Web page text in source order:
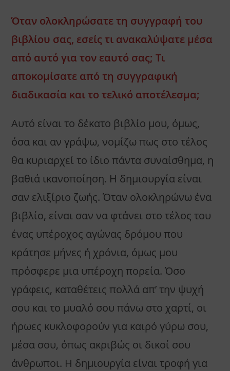
Όταν ολοκληρώσατε τη συγγραφή του
βιβλίου σας, εσείς τι ανακαλύψατε μέσα
από αυτό για τον εαυτό σας; Τι
αποκομίσατε από τη συγγραφική
διαδικασία και το τελικό αποτέλεσμα;
Αυτό είναι το δέκατο βιβλίο μου, όμως,
όσα και αν γράψω, νομίζω πως στο τέλος
θα κυριαρχεί το ίδιο πάντα συναίσθημα, η
βαθιά ικανοποίηση. Η δημιουργία είναι
σαν ελιξίριο ζωής. Όταν ολοκληρώνω ένα
βιβλίο, είναι σαν να φτάνει στο τέλος του
ένας υπέροχος αγώνας δρόμου που
κράτησε μήνες ή χρόνια, όμως μου
πρόσφερε μια υπέροχη πορεία. Όσο
γράφεις, καταθέτεις πολλά απ’ την ψυχή
σου και το μυαλό σου πάνω στο χαρτί, οι
ήρωες κυκλοφορούν για καιρό γύρω σου,
μέσα σου, όπως ακριβώς οι δικοί σου
άνθρωποι. Η δημιουργία είναι τροφή για